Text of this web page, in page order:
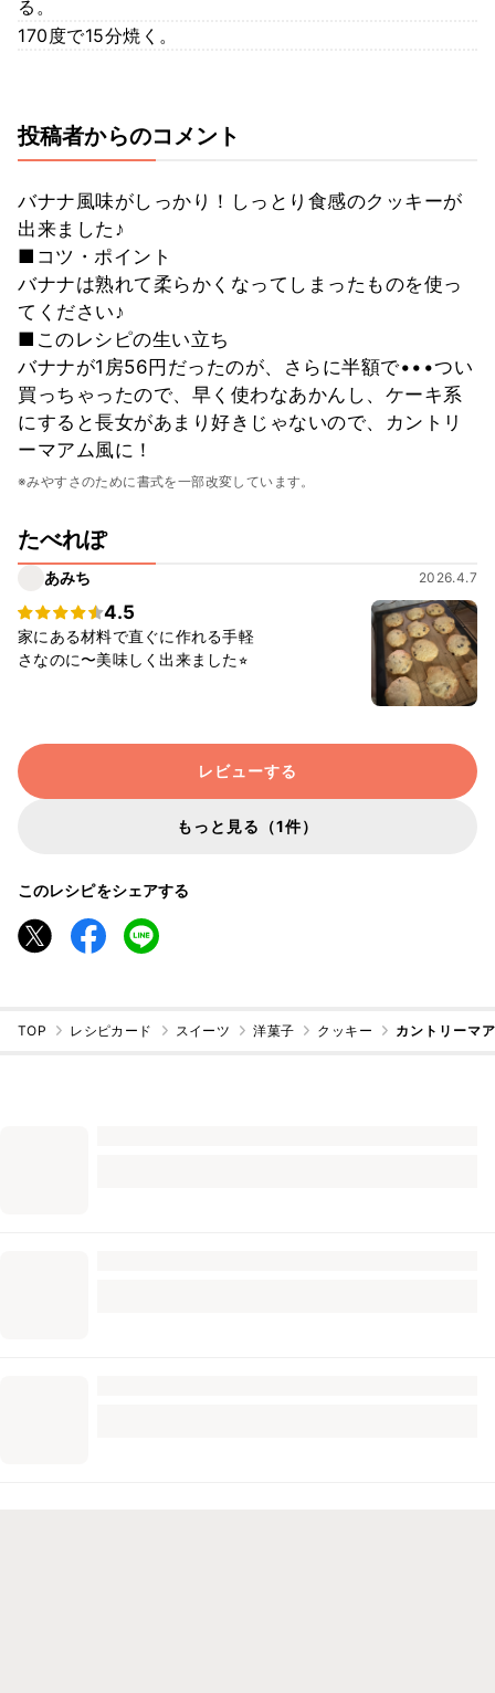
る。
170度で15分焼く。
投稿者からのコメント
バナナ風味がしっかり！しっとり食感のクッキーが
出来ました♪
■コツ・ポイント
バナナは熟れて柔らかくなってしまったものを使っ
てください♪
■このレシピの生い立ち
バナナが1房56円だったのが、さらに半額で•••つい
買っちゃったので、早く使わなあかんし、ケーキ系
にすると長女があまり好きじゃないので、カントリ
ーマアム風に！
※みやすさのために書式を一部改変しています。
たべれぽ
あみち 2026.4.7
4.5
家にある材料で直ぐに作れる手軽
さなのに〜美味しく出来ました⭐︎
レビューする
もっと見る（1件）
このレシピをシェアする
TOP レシピカード スイーツ 洋菓子 クッキー カントリーマ